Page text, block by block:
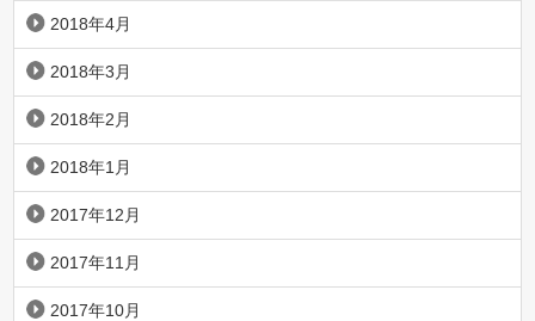
2018年4月
2018年3月
2018年2月
2018年1月
2017年12月
2017年11月
2017年10月